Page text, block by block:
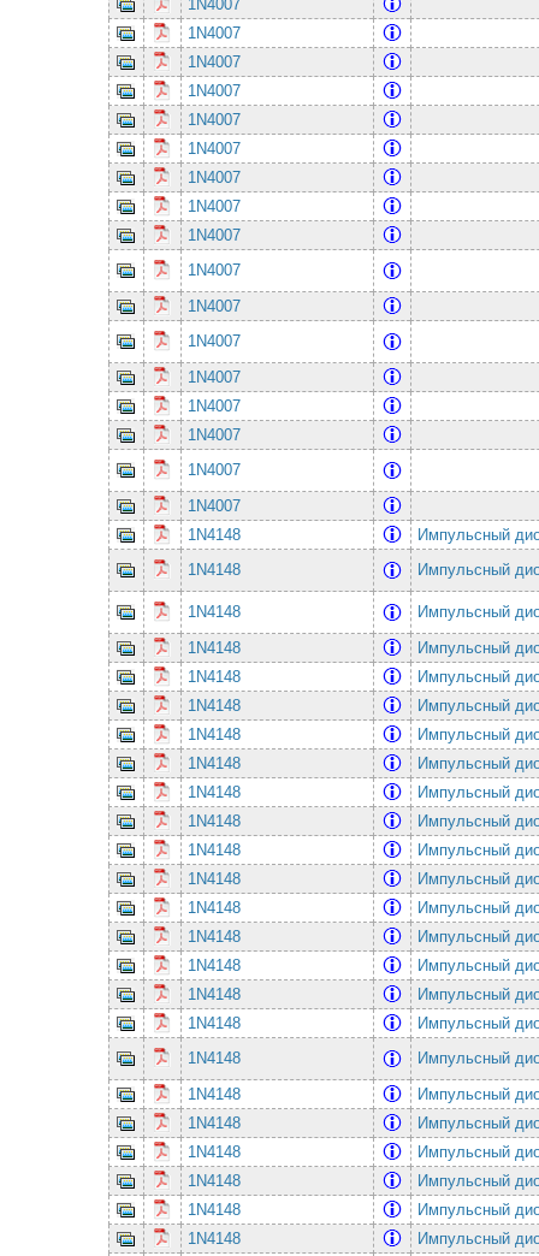
1N4007
1N4007
1N4007
1N4007
1N4007
1N4007
1N4007
1N4007
1N4007
1N4007
1N4007
1N4007
1N4007
1N4007
1N4007
1N4007
1N4007
1N4148
Импульсный
1N4148
Импульсный
1N4148
Импульсный
1N4148
Импульсный
1N4148
Импульсный
1N4148
Импульсный
1N4148
Импульсный
1N4148
Импульсный
1N4148
Импульсный
1N4148
Импульсный
1N4148
Импульсный
1N4148
Импульсный
1N4148
Импульсный
1N4148
Импульсный
1N4148
Импульсный
1N4148
Импульсный
1N4148
Импульсный
1N4148
Импульсный
1N4148
Импульсный
1N4148
Импульсный
1N4148
Импульсный
1N4148
Импульсный
1N4148
Импульсный
1N4148
Импульсный